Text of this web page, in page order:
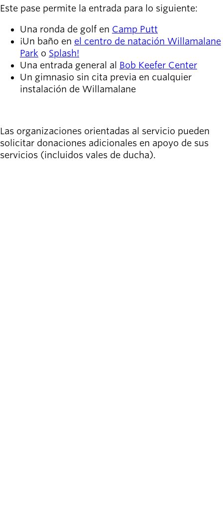
Este pase permite la entrada para lo siguiente:
Una ronda de golf en Camp Putt
¡Un baño en el centro de natación Willamalane
Park o Splash!
Una entrada general al Bob Keefer Center
Un gimnasio sin cita previa en cualquier
instalación de Willamalane
Las organizaciones orientadas al servicio pueden
solicitar donaciones adicionales en apoyo de sus
servicios (incluidos vales de ducha).